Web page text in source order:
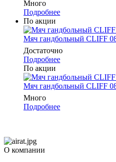
Много
Подробнее
По акции
Мяч гандбольный CLIFF
Достаточно
Подробнее
По акции
Мяч гандбольный CLIFF
Много
Подробнее
О компании